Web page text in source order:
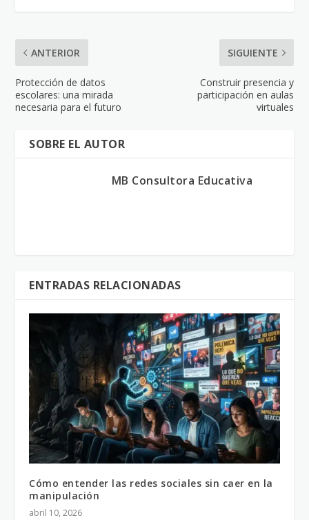
ANTERIOR
Protección de datos
escolares: una mirada
necesaria para el futuro
SIGUIENTE
Construir presencia y
participación en aulas
virtuales
SOBRE EL AUTOR
MB Consultora Educativa
ENTRADAS RELACIONADAS
Cómo entender las redes sociales sin caer en la
manipulación
abril 10, 2026